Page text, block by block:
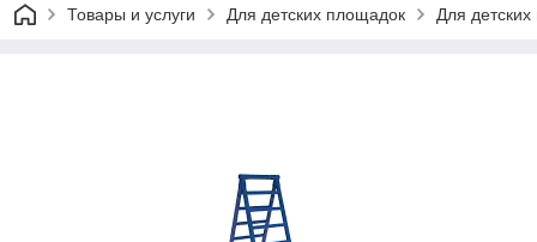
Товары и услуги Для детских площадок Для